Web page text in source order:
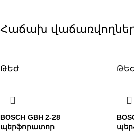
Հաճախ
ԹԵԺ
BOSCH GBH 2-28
պերֆորատոր